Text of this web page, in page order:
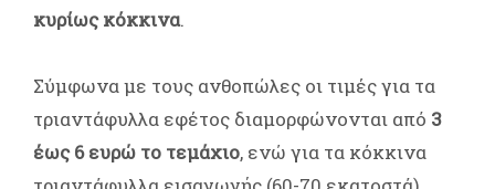
κυρίως κόκκινα.
Σύμφωνα με τους ανθοπώλες οι τιμές για τα
τριαντάφυλλα εφέτος διαμορφώνονται από 3
έως 6 ευρώ το τεμάχιο, ενώ για τα κόκκινα